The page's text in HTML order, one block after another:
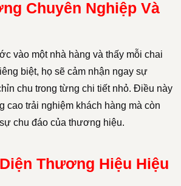
Chuyên Nghiệp Và
vào một nhà hàng và thấy mỗi chai
biệt, họ sẽ cảm nhận ngay sự
chu trong từng chi tiết nhỏ. Điều này
cao trải nghiệm khách hàng mà còn
chu đáo của thương hiệu.
Thương Hiệu Hiệu